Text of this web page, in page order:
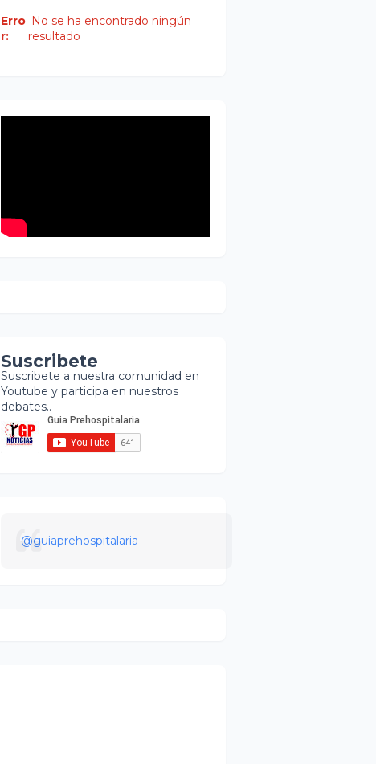
Erro
r:
No se ha encontrado ningún
resultado
Suscribete
Suscribete a nuestra comunidad en
Youtube y participa en nuestros
debates..
@guiaprehospitalaria